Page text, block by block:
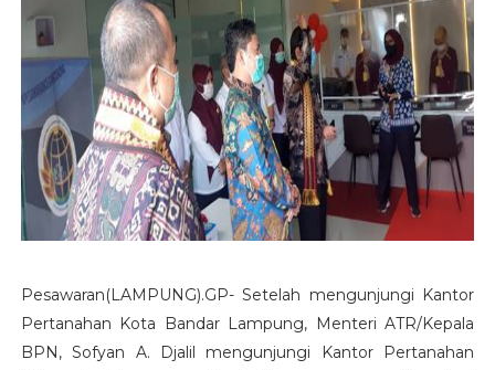
Pesawaran(LAMPUNG).GP- Setelah mengunjungi Kantor
Pertanahan Kota Bandar Lampung, Menteri ATR/Kepala
BPN, Sofyan A. Djalil mengunjungi Kantor Pertanahan